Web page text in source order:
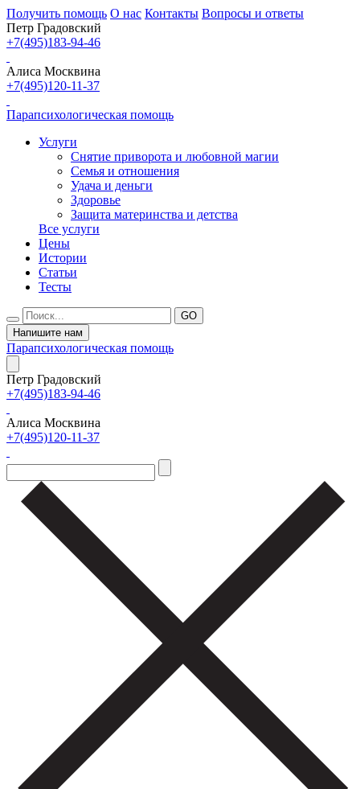
Получить помощь О нас Контакты Вопросы и ответы
Петр Градовский
+7(495)183-94-46
Алиса Москвина
+7(495)120-11-37
Парапсихологическая помощь
Услуги
Снятие приворота и любовной магии
Семья и отношения
Удача и деньги
Здоровье
Защита материнства и детства
Все услуги
Цены
Истории
Статьи
Тесты
Напишите нам
Парапсихологическая помощь
Петр Градовский
+7(495)183-94-46
Алиса Москвина
+7(495)120-11-37